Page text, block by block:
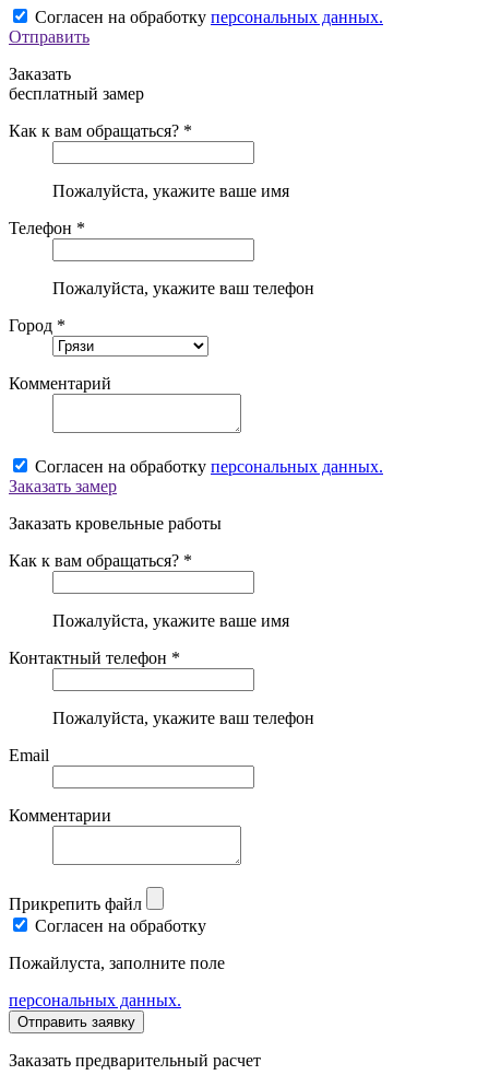
Согласен на обработку персональных данных.
Отправить
Заказать
бесплатный замер
Как к вам обращаться? *
Пожалуйста, укажите ваше имя
Телефон *
Пожалуйста, укажите ваш телефон
Город *
Комментарий
Согласен на обработку персональных данных.
Заказать замер
Заказать кровельные работы
Как к вам обращаться? *
Пожалуйста, укажите ваше имя
Контактный телефон *
Пожалуйста, укажите ваш телефон
Email
Комментарии
Прикрепить файл
Согласен на обработку
Пожайлуста, заполните поле
персональных данных.
Заказать предварительный расчет